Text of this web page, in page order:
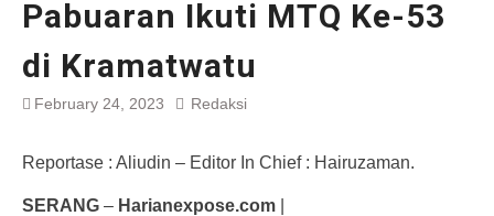
Pabuaran Ikuti MTQ Ke-53
di Kramatwatu
February 24, 2023 Redaksi
Reportase : Aliudin – Editor In Chief : Hairuzaman.
SERANG – Harianexpose.com